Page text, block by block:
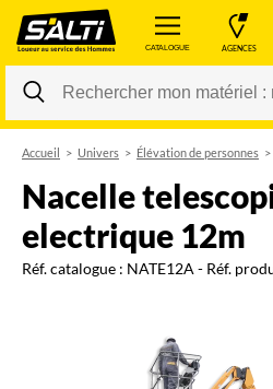
CATALOGUE AGENCES
Accueil Univers Élévation de personnes
nacelle telescopique
electrique 12m
Réf. catalogue : NATE12A - Réf.